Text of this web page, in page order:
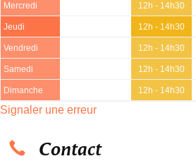
Mercredi 12h - 14h30
Jeudi 12h - 14h30
Vendredi 12h - 14h30
Samedi 12h - 14h30
Dimanche 12h - 14h30
Signaler une erreur
Contact